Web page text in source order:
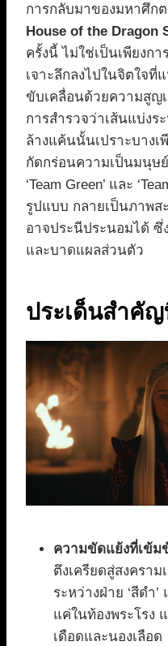
การกลับมาของมหาศึก
House of the Dragon
ครั้งนี้ ไม่ใช่เป็นเพียงก
เจาะลึกลงไปในจิตใจที่
ขับเคลื่อนด้วยความสู
การสำรวจว่าเส้นแบ่งร
ล้างแค้นนั้นเปราะบางเ
กัดกร่อนความเป็นมนุษ
‘Team Green’ และ
รูปแบบ กลายเป็นภาพ
อาจประนีประนอมได้ ซึ่
และบาดแผลส่วนตัว
ประเด็นสำคั
ความขัดแย้งที่เข้ม
ตึงเครียดสู่สงครา
ระหว่างฝ่าย ‘สีดำ’
แค่ในท้องพระโรง
เดือดและนองเลือด